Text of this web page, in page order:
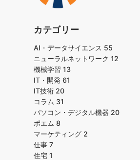
カテゴリー
AI・データサイエンス 55
ニューラルネットワーク 12
機械学習 13
IT・開発 61
IT技術 20
コラム 31
パソコン・デジタル機器 20
ポエム 8
マーケティング 2
仕事 7
住宅 1